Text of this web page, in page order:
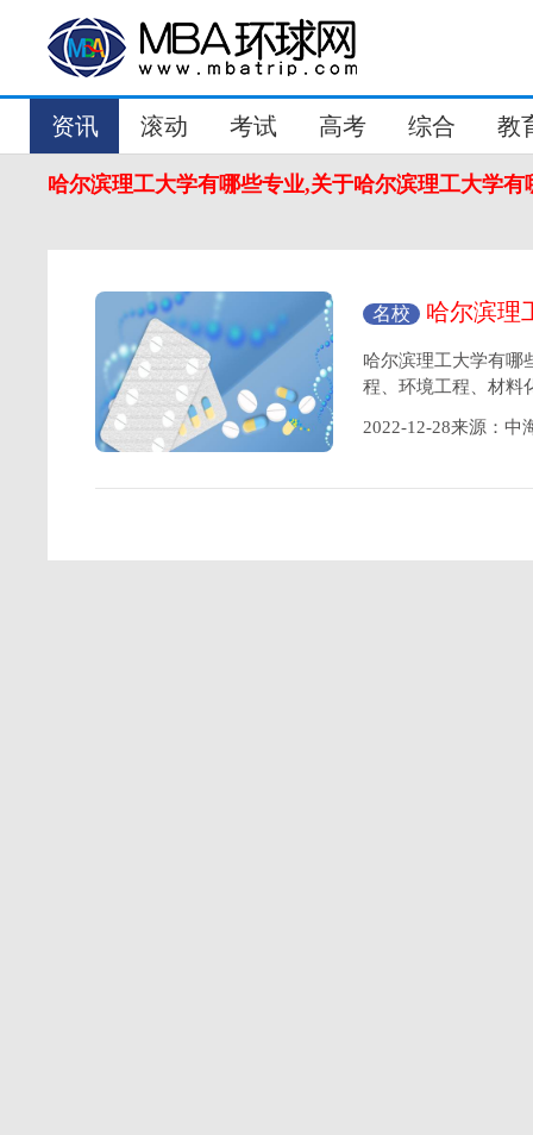
资讯 滚动 考试 高考 综合 教
哈尔滨理工大学有哪些专业,关于哈尔滨理工大学
名校
哈尔滨理
简介
哈尔滨理工大学有哪
程、环境工程、材料
2022-12-28来源：中